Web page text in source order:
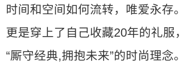
时间和空间如何流转，唯爱永存
更是穿上了自己收藏20年的礼服
“厮守经典,拥抱未来”的时尚理念